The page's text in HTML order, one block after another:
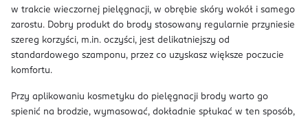
w trakcie wieczornej pielęgnacji, w obrębie skóry wokół i samego
zarostu. Dobry produkt do brody stosowany regularnie przyniesie
szereg korzyści, m.in. oczyści, jest delikatniejszy od
standardowego szamponu, przez co uzyskasz większe poczucie
komfortu.
Przy aplikowaniu kosmetyku do pielęgnacji brody warto go
spienić na brodzie, wymasować, dokładnie spłukać w ten sposób,